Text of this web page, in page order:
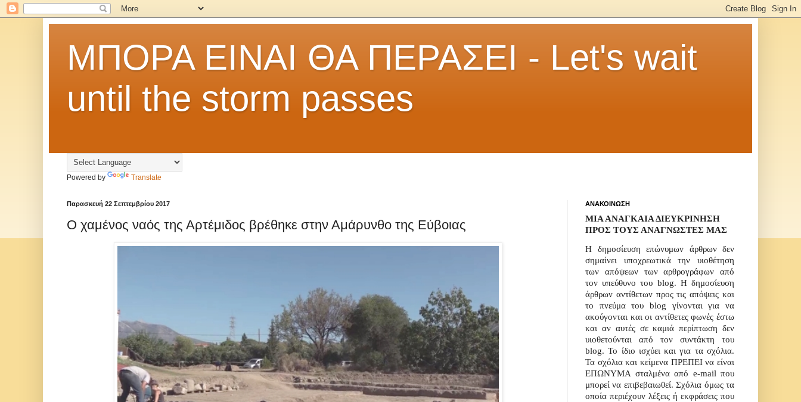
ΜΠΟΡΑ ΕΙΝΑΙ ΘΑ ΠΕΡΑΣΕΙ - Let's wait
until the storm passes
Powered by Translate
Παρασκευή 22 Σεπτεμβρίου 2017
Ο χαμένος ναός της Αρτέμιδος βρέθηκε στην Αμάρυνθο της Εύβοιας
ΑΝΑΚΟΙΝΩΣΗ
ΜΙΑ ΑΝΑΓΚΑΙΑ ΔΙΕΥΚΡΙΝΗΣΗ
ΠΡΟΣ ΤΟΥΣ ΑΝΑΓΝΩΣΤΕΣ ΜΑΣ
Η δημοσίευση επώνυμων άρθρων δεν
σημαίνει υποχρεωτικά την υιοθέτηση
των απόψεων των αρθρογράφων από
τον υπεύθυνο του blog. Η δημοσίευση
άρθρων αντίθετων προς τις απόψεις και
το πνεύμα του blog
γίνονται για να
ακούγονται και οι αντίθετες φωνές έστω
και αν αυτές σε καμιά περίπτωση δεν
υιοθετούνται από τον συντάκτη του
blog. Το ίδιο ισχύει και για τα σχόλια.
Τα σχόλια και κείμενα ΠΡΕΠΕΙ να είναι
ΕΠΩΝΥΜΑ σταλμένα από e-mail που
μπορεί να επιβεβαιωθεί. Σχόλια όμως τα
οποία περιέχουν λέξεις ή εκφράσεις που